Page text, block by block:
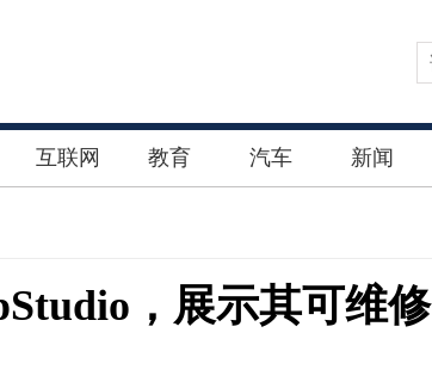
互联网 教育 汽车 新闻
，展示其可维修